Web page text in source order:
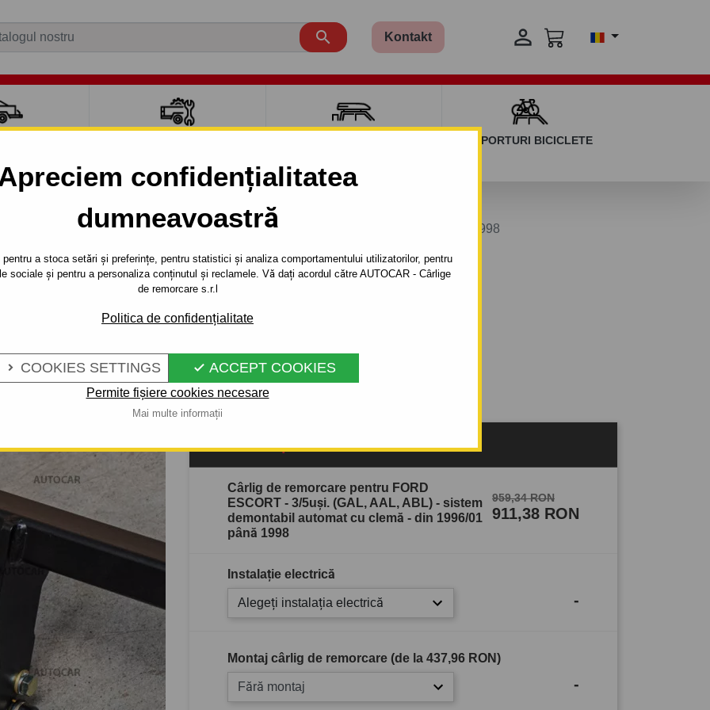
confidențialitatea
dumneavoastră
a stoca setări și preferințe, pentru statistici și analiza comportamentului utilizatorilor, pentru
sociale și pentru a personaliza conținutul și reclamele. Vă dați acordul către AUTOCAR - Cârlige
de remorcare s.r.l
Politica de confidențialitate
 COOKIES SETTINGS  ACCEPT COOKIES
Permite fișiere cookies necesare
Mai multe informații
 Kontakt 
SUPORTURI BICICLETE
1996 - 1998
3/5uşi. (GAL, AAL, ABL) - sistem demontabil automat cu clemă - din 1996/01 până 1998
(GAL, AAL,
1996/01
Referinta:
Cârlig de remorcare demontabil automat cu clemă.
Descrierea completă a produsului
Stoc epuizat
Cârlig de remorcare pentru FORD
ESCORT - 3/5uşi. (GAL, AAL, ABL) - sistem
demontabil automat cu clemă - din 1996/01
până 1998
959,34 RON
911,38 RON
Instalație electrică
Alegeți instalația electrică -
Montaj cârlig de remorcare (de la 437,96 RON)
Fără montaj -